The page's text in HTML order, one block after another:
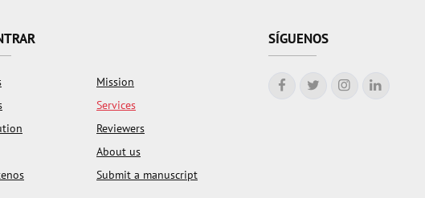
Mission
Services
Reviewers
About us
Submit a manuscript
SÍGUENOS